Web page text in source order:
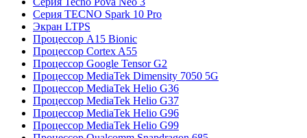
Серия TECNO Spark 10 Pro
Экран LTPS
Процессор A15 Bionic
Процессор Cortex A55
Процессор Google Tensor G2
Процессор MediaTek Dimensity 7050 5G
Процессор MediaTek Helio G36
Процессор MediaTek Helio G37
Процессор MediaTek Helio G96
Процессор MediaTek Helio G99